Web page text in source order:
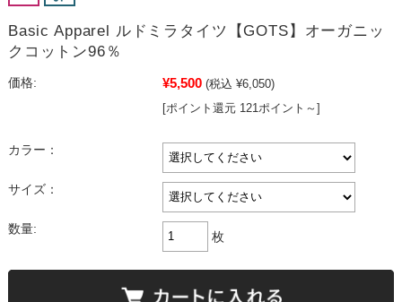
Basic Apparel ルドミラタイツ【GOTS】オーガニッ
クコットン96％
価格: ¥5,500 (税込 ¥6,050)
[ポイント還元 121ポイント～]
カラー：
サイズ：
数量:
枚